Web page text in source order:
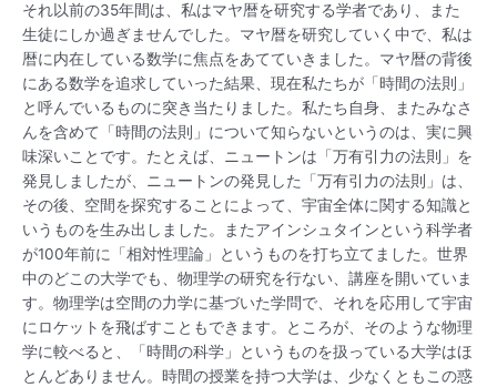
それ以前の35年間は、私はマヤ暦を研究する学者であり、また
生徒にしか過ぎませんでした。マヤ暦を研究していく中で、私は
暦に内在している数学に焦点をあてていきました。マヤ暦の背後
にある数学を追求していった結果、現在私たちが「時間の法則」
と呼んでいるものに突き当たりました。私たち自身、またみなさ
んを含めて「時間の法則」について知らないというのは、実に興
味深いことです。たとえば、ニュートンは「万有引力の法則」を
発見しましたが、ニュートンの発見した「万有引力の法則」は、
その後、空間を探究することによって、宇宙全体に関する知識と
いうものを生み出しました。またアインシュタインという科学者
が100年前に「相対性理論」というものを打ち立てました。世界
中のどこの大学でも、物理学の研究を行ない、講座を開いていま
す。物理学は空間の力学に基づいた学問で、それを応用して宇宙
にロケットを飛ばすこともできます。ところが、そのような物理
学に較べると、「時間の科学」というものを扱っている大学はほ
とんどありません。時間の授業を持つ大学は、少なくともこの惑